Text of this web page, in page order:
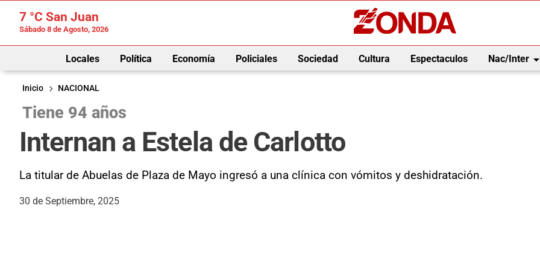
7 °C San Juan
Sábado 8 de Agosto, 2026
Locales Política Economía Policiales Sociedad Cultura Espectaculos Nac/Interarrow_drop_down
Inicio
NACIONAL
Tiene 94 años
Internan a Estela de Carlotto
La titular de Abuelas de Plaza de Mayo ingresó a una clínica con vómitos y deshidratación.
30 de Septiembre, 2025